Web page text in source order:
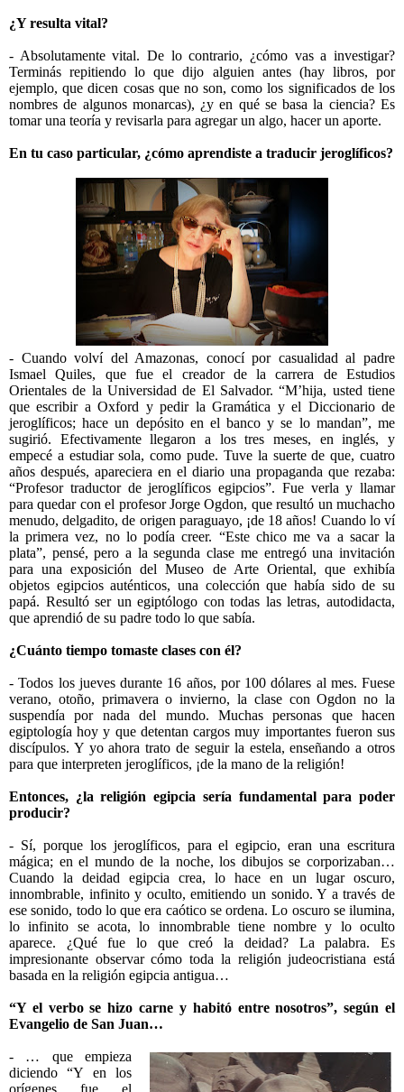
¿Y resulta vital?
- Absolutamente vital. De lo contrario, ¿cómo vas a investigar?
Terminás repitiendo lo que dijo alguien antes (hay libros, por
ejemplo, que dicen cosas que no son, como los significados de los
nombres de algunos monarcas), ¿y en qué se basa la ciencia? Es
tomar una teoría y revisarla para agregar un algo, hacer un aporte.
En tu caso particular, ¿cómo aprendiste a traducir jeroglíficos?
- Cuando volví del Amazonas, conocí por casualidad al padre
Ismael Quiles, que fue el creador de la carrera de Estudios
Orientales de la Universidad de El Salvador. “M’hija, usted tiene
que escribir a Oxford y pedir la Gramática y el Diccionario de
jeroglíficos; hace un depósito en el banco y se lo mandan”, me
sugirió. Efectivamente llegaron a los tres meses, en inglés, y
empecé a estudiar sola, como pude. Tuve la suerte de que, cuatro
años después, apareciera en el diario una propaganda que rezaba:
“Profesor traductor de jeroglíficos egipcios”. Fue verla y llamar
para quedar con el profesor Jorge Ogdon, que resultó un muchacho
menudo, delgadito, de origen paraguayo, ¡de 18 años! Cuando lo ví
la primera vez, no lo podía creer. “Este chico me va a sacar la
plata”, pensé, pero a la segunda clase me entregó una invitación
para una exposición del Museo de Arte Oriental, que exhibía
objetos egipcios auténticos, una colección que había sido de su
papá. Resultó ser un egiptólogo con todas las letras, autodidacta,
que aprendió de su padre todo lo que sabía.
¿Cuánto tiempo tomaste clases con él?
- Todos los jueves durante 16 años, por 100 dólares al mes. Fuese
verano, otoño, primavera o invierno, la clase con Ogdon no la
suspendía por nada del mundo. Muchas personas que hacen
egiptología hoy y que detentan cargos muy importantes fueron sus
discípulos. Y yo ahora trato de seguir la estela, enseñando a otros
para que interpreten jeroglíficos, ¡de la mano de la religión!
Entonces, ¿la religión egipcia sería fundamental para poder
producir?
- Sí, porque los jeroglíficos, para el egipcio, eran una escritura
mágica; en el mundo de la noche, los dibujos se corporizaban…
Cuando la deidad egipcia crea, lo hace en un lugar oscuro,
innombrable, infinito y oculto, emitiendo un sonido. Y a través de
ese sonido, todo lo que era caótico se ordena. Lo oscuro se ilumina,
lo infinito se acota, lo innombrable tiene nombre y lo oculto
aparece. ¿Qué fue lo que creó la deidad? La palabra. Es
impresionante observar cómo toda la religión judeocristiana está
basada en la religión egipcia antigua…
“Y el verbo se hizo carne y habitó entre nosotros”, según el
Evangelio de San Juan…
- … que empieza
diciendo “Y en los